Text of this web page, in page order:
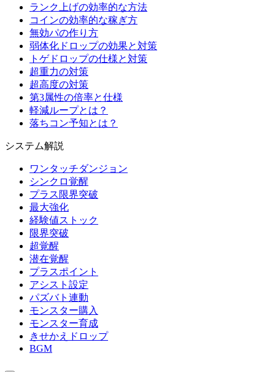
ランク上げの効率的な方法
コインの効率的な稼ぎ方
無効パの作り方
弱体化ドロップの効果と対策
トゲドロップの仕様と対策
超重力の対策
超高度の対策
第3属性の倍率と仕様
軽減ループとは？
落ちコン予知とは？
システム解説
ワンタッチダンジョン
シンクロ覚醒
プラス限界突破
最大強化
経験値ストック
限界突破
超覚醒
潜在覚醒
プラスポイント
アシスト設定
パズバト連動
モンスター購入
モンスター育成
きせかえドロップ
BGM